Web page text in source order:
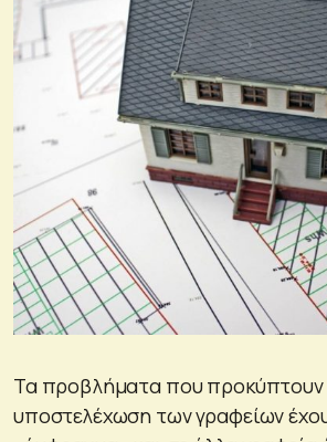
Τα προβλήματα που
υποστελέχωση των γραφείων